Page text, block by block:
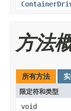
方法
所有方法
限定符和类型
void